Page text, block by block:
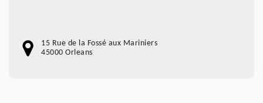
15 Rue de la Fossé aux Mariniers
45000 Orleans